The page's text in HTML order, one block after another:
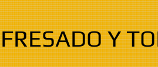
FRESADO Y